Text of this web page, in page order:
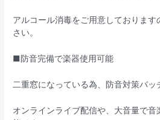
アルコール消毒をご用意しておりま
さい。
■防音完備で楽器使用可能
二重窓になっている為、防音対策バッ
オンラインライブ配信や、大音量で